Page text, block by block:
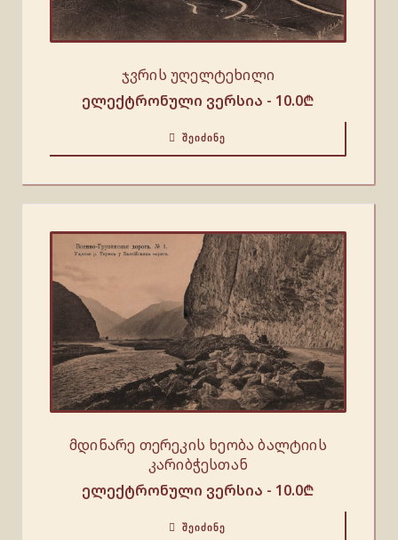
ჯვრის უღელტეხილი
ელექტრონული ვერსია - 10.0₾
ᲨᲔᲘᲫᲘᲜᲔ
მდინარე თერეკის ხეობა ბალტიის
კარიბჭესთან
ელექტრონული ვერსია - 10.0₾
ᲨᲔᲘᲫᲘᲜᲔ